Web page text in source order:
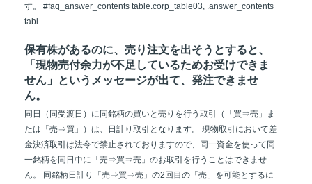
す。 #faq_answer_contents table.corp_table03, .answer_contents
tabl...
保有株があるのに、売り注文を出そうとすると、
「現物売付余力が不足しているためお受けできま
せん」というメッセージが出て、発注できませ
ん。
同日（同受渡日）に同銘柄の買いと売りを行う取引（「買⇒売」ま
たは「売⇒買」）は、日計り取引となります。 現物取引において差
金決済取引は法令で禁止されておりますので、同一資金を使って同
一銘柄を同日中に「売⇒買⇒売」のお取引を行うことはできませ
ん。 同銘柄日計り「売⇒買⇒売」の2回目の「売」を可能とするに